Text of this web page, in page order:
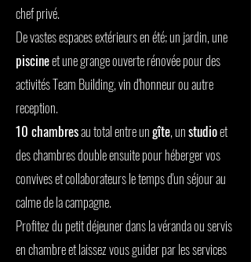
chef privé.
De vastes espaces extérieurs en été; un jardin, une
piscineet une grange ouverte rénovée pour des
activités Team Building, vin d'honneur ou autre
reception.
10 chambresau total entre ungîte, unstudioet
des chambres double ensuite pour héberger vos
convives et collaborateurs le temps d'un séjour au
calme de la campagne.
Profitez du petit déjeuner dans la véranda ou servis
en chambre et laissez vous guider par les services